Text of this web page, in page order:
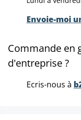
Envoie-moi
Commande en
d'entreprise ?
Ecris-nous à